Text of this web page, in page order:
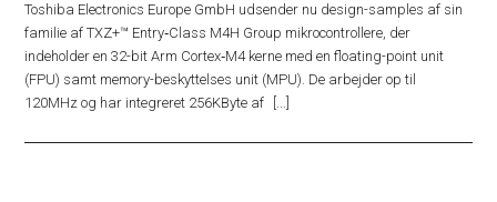
Toshiba Electronics Europe GmbH udsender nu design-samples af sin
familie af TXZ+™ Entry‑Class M4H Group mikrocontrollere, der
indeholder en 32-bit Arm Cortex‑M4 kerne med en floating-point unit
(FPU) samt memory-beskyttelses unit (MPU). De arbejder op til
120MHz og har integreret 256KByte af